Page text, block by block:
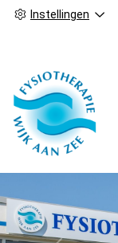
Instellingen